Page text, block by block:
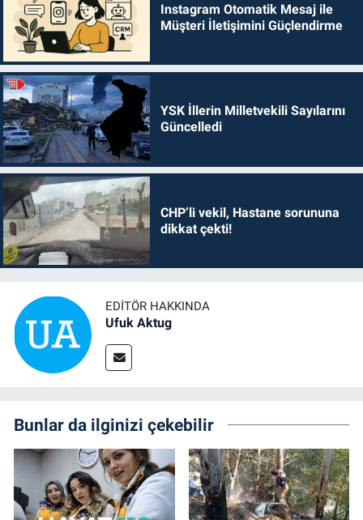
Instagram Otomatik Mesaj ile
Müşteri İletişimini Güçlendirme
YSK İllerin Milletvekili Sayılarını
Güncelledi
CHP’li vekil, Hastane sorununa
dikkat çekti!
EDITÖR HAKKINDA
Ufuk Aktug
Bunlar da ilginizi çekebilir